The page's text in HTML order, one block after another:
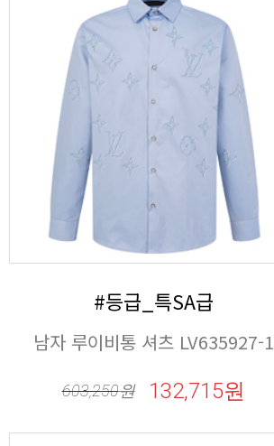
#등급_특SA급
남자 루이비통 셔츠 LV635927-1
603,250원 132,715원